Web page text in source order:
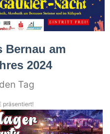
Bernau am
2024
Tag
präsentiert!